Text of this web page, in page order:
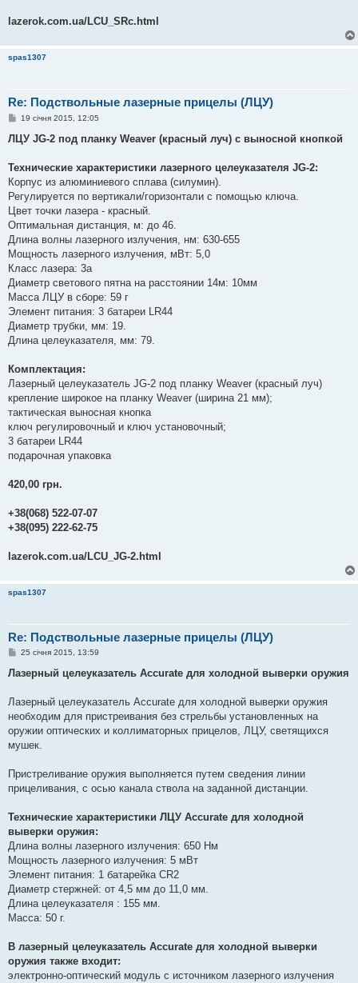
lazerok.com.ua/LCU_SRc.html
spas1307
Re: Подствольные лазерные прицелы (ЛЦУ)
П
в
о
л
е
н
я
19 січня 2015, 12:05
ЛЦУ JG-2 под планку Weaver (красный луч) с выносной кнопкой
Технические характеристики лазерного целеуказателя JG-2:
Корпус из алюминиевого сплава (силумин).
Регулируется по вертикали/горизонтали с помощью ключа.
Цвет точки лазера - красный.
Оптимальная дистанция, м: до 46.
Длина волны лазерного излучения, нм: 630-655
Мощность лазерного излучения, мВт: 5,0
Класс лазера: 3а
Диаметр светового пятна на расстоянии 14м: 10мм
Масса ЛЦУ в сборе: 59 г
Элемент питания: 3 батареи LR44
Диаметр трубки, мм: 19.
Длина целеуказателя, мм: 79.
Комплектация:
Лазерный целеуказатель JG-2 под планку Weaver (красный луч)
крепление широкое на планку Weaver (ширина 21 мм);
тактическая выносная кнопка
ключ регулировочный и ключ установочный;
3 батареи LR44
подарочная упаковка
420,00 грн.
+38(068) 522-07-07
+38(095) 222-62-75
lazerok.com.ua/LCU_JG-2.html
spas1307
Re: Подствольные лазерные прицелы (ЛЦУ)
П
в
о
л
е
н
н
25 січня 2015, 13:59
Лазерный целеуказатель Accurate для холодной выверки оружия
Лазерный целеуказатель Accurate для холодной выверки оружия
необходим для пристреивания без стрельбы установленных на
оружии оптических и коллиматорных прицелов, ЛЦУ, светящихся
мушек.
Пристреливание оружия выполняется путем сведения линии
прицеливания, с осью канала ствола на заданной дистанции.
Технические характеристики ЛЦУ Accurate для холодной
выверки оружия:
Длина волны лазерного излучения: 650 Нм
Мощность лазерного излучения: 5 мВт
Элемент питания: 1 батарейка CR2
Диаметр стержней: от 4,5 мм до 11,0 мм.
Длина целеуказателя : 155 мм.
Масса: 50 г.
В лазерный целеуказатель Accurate для холодной выверки
оружия также входит:
электронно-оптический модуль с источником лазерного излучения